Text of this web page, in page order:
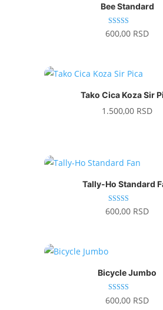
Bee Standard
Ocenjeno sa
4.67
600,00 RSD
Tako Cica Koza Sir
1.500,00 RSD
Tally-Ho Standard
Ocenjeno sa
5.00
600,00 RSD
Bicycle Jumbo
Ocenjeno sa
5.00
600,00 RSD